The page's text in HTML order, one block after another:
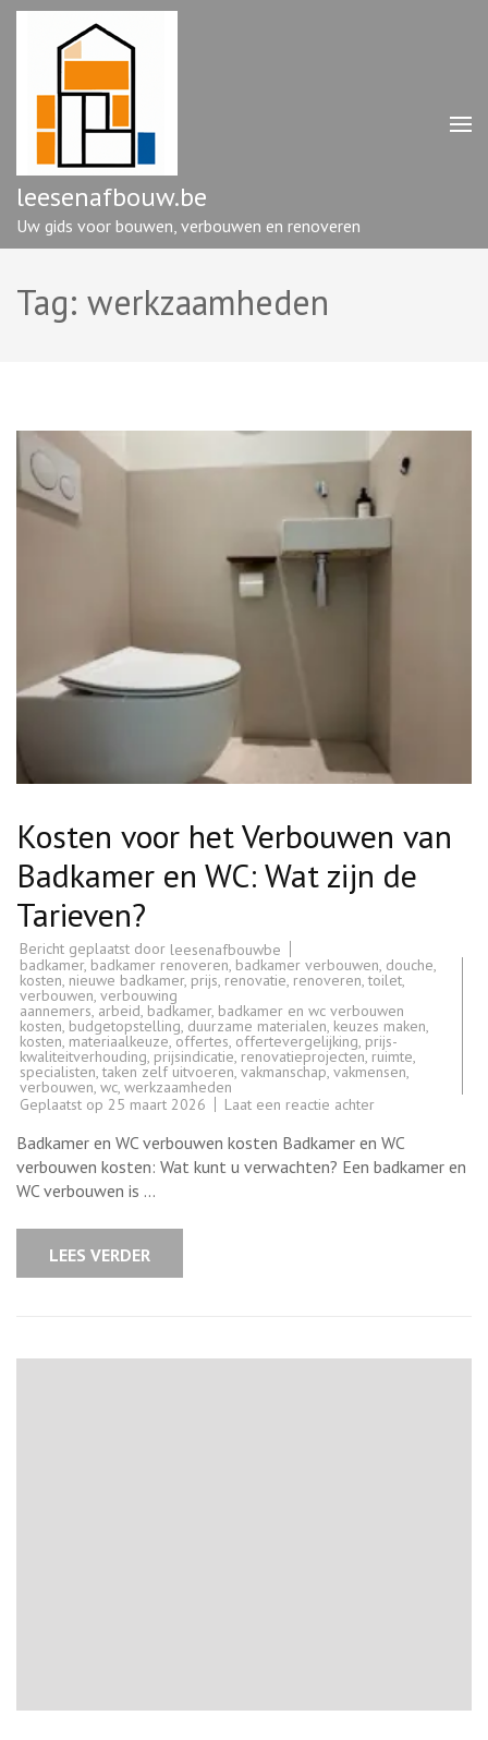
Ga
enter)
leesenafbouw.be
Uw gids voor bouwen, verbouwen en renoveren
Tag: werkzaamheden
Kosten voor het Verbouwen van
Badkamer en WC: Wat zijn de
Tarieven?
Bericht geplaatst door leesenafbouwbe
badkamer, badkamer renoveren, badkamer verbouwen, douche,
kosten, nieuwe badkamer, prijs, renovatie, renoveren,toilet,
verbouwen, verbouwing
aannemers, arbeid, badkamer, badkamer en wc verbouwen
kosten, budgetopstelling, duurzame materialen, keuzes maken,
kosten, materiaalkeuze,offertes, offertevergelijking, prijs-
kwaliteitverhouding, prijsindicatie, renovatieprojecten, ruimte,
specialisten,taken zelf uitvoeren, vakmanschap, vakmensen,
verbouwen, wc, werkzaamheden
Geplaatst op 25 maart 2026 Laat een reactie achterop
voor
het
Verbouwen
van
Badkamer en WC verbouwen kosten Badkamer en WC
verbouwen kosten: Wat kunt u verwachten? Een badkamer en
WC verbouwen is …
LEES VERDER